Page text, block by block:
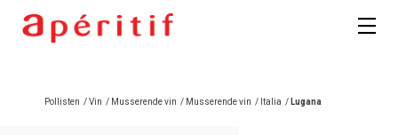
Pollisten /Vin / Musserende vin / Musserende vin / Italia / Lugana